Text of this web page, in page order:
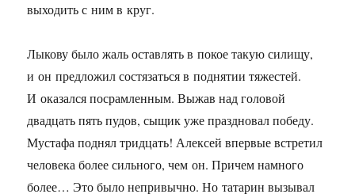
выходить с ним в круг.
Лыкову было жаль оставлять в покое такую силищу,
и он предложил состязаться в поднятии тяжестей.
И оказался посрамленным. Выжав над головой
двадцать пять пудов, сыщик уже праздновал победу.
Мустафа поднял тридцать! Алексей впервые встретил
человека более сильного, чем он. Причем намного
более… Это было непривычно. Но татарин вызывал